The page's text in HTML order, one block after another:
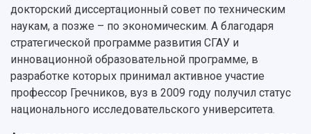
докторский диссертационный совет по техническим
наукам, а позже – по экономическим. А благодаря
стратегической программе развития СГАУ и
инновационной образовательной программе, в
разработке которых принимал активное участие
профессор Гречников, вуз в 2009 году получил статус
национального исследовательского университета.